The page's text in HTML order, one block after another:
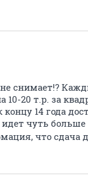
снимает!?
10-20 т.р. за
14 года
чуть
что сдача